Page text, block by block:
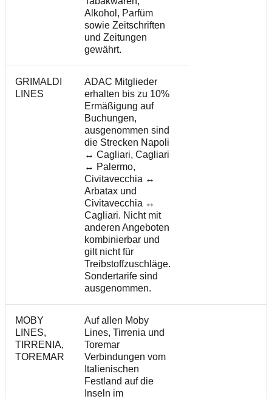
Alkohol, Parfüm
sowie Zeitschriften
und Zeitungen
gewährt.
GRIMALDI
LINES
ADAC Mitglieder
erhalten bis zu 10%
Ermäßigung auf
Buchungen,
ausgenommen sind
die Strecken Napoli
↔ Cagliari, Cagliari
↔ Palermo,
Civitavecchia ↔
Arbatax und
Civitavecchia ↔
Cagliari. Nicht mit
anderen Angeboten
kombinierbar und
gilt nicht für
Treibstoffzuschläge.
Sondertarife sind
ausgenommen.
MOBY
LINES,
TIRRENIA,
TOREMAR
Auf allen Moby
Lines, Tirrenia und
Toremar
Verbindungen vom
Italienischen
Festland auf die
Inseln im